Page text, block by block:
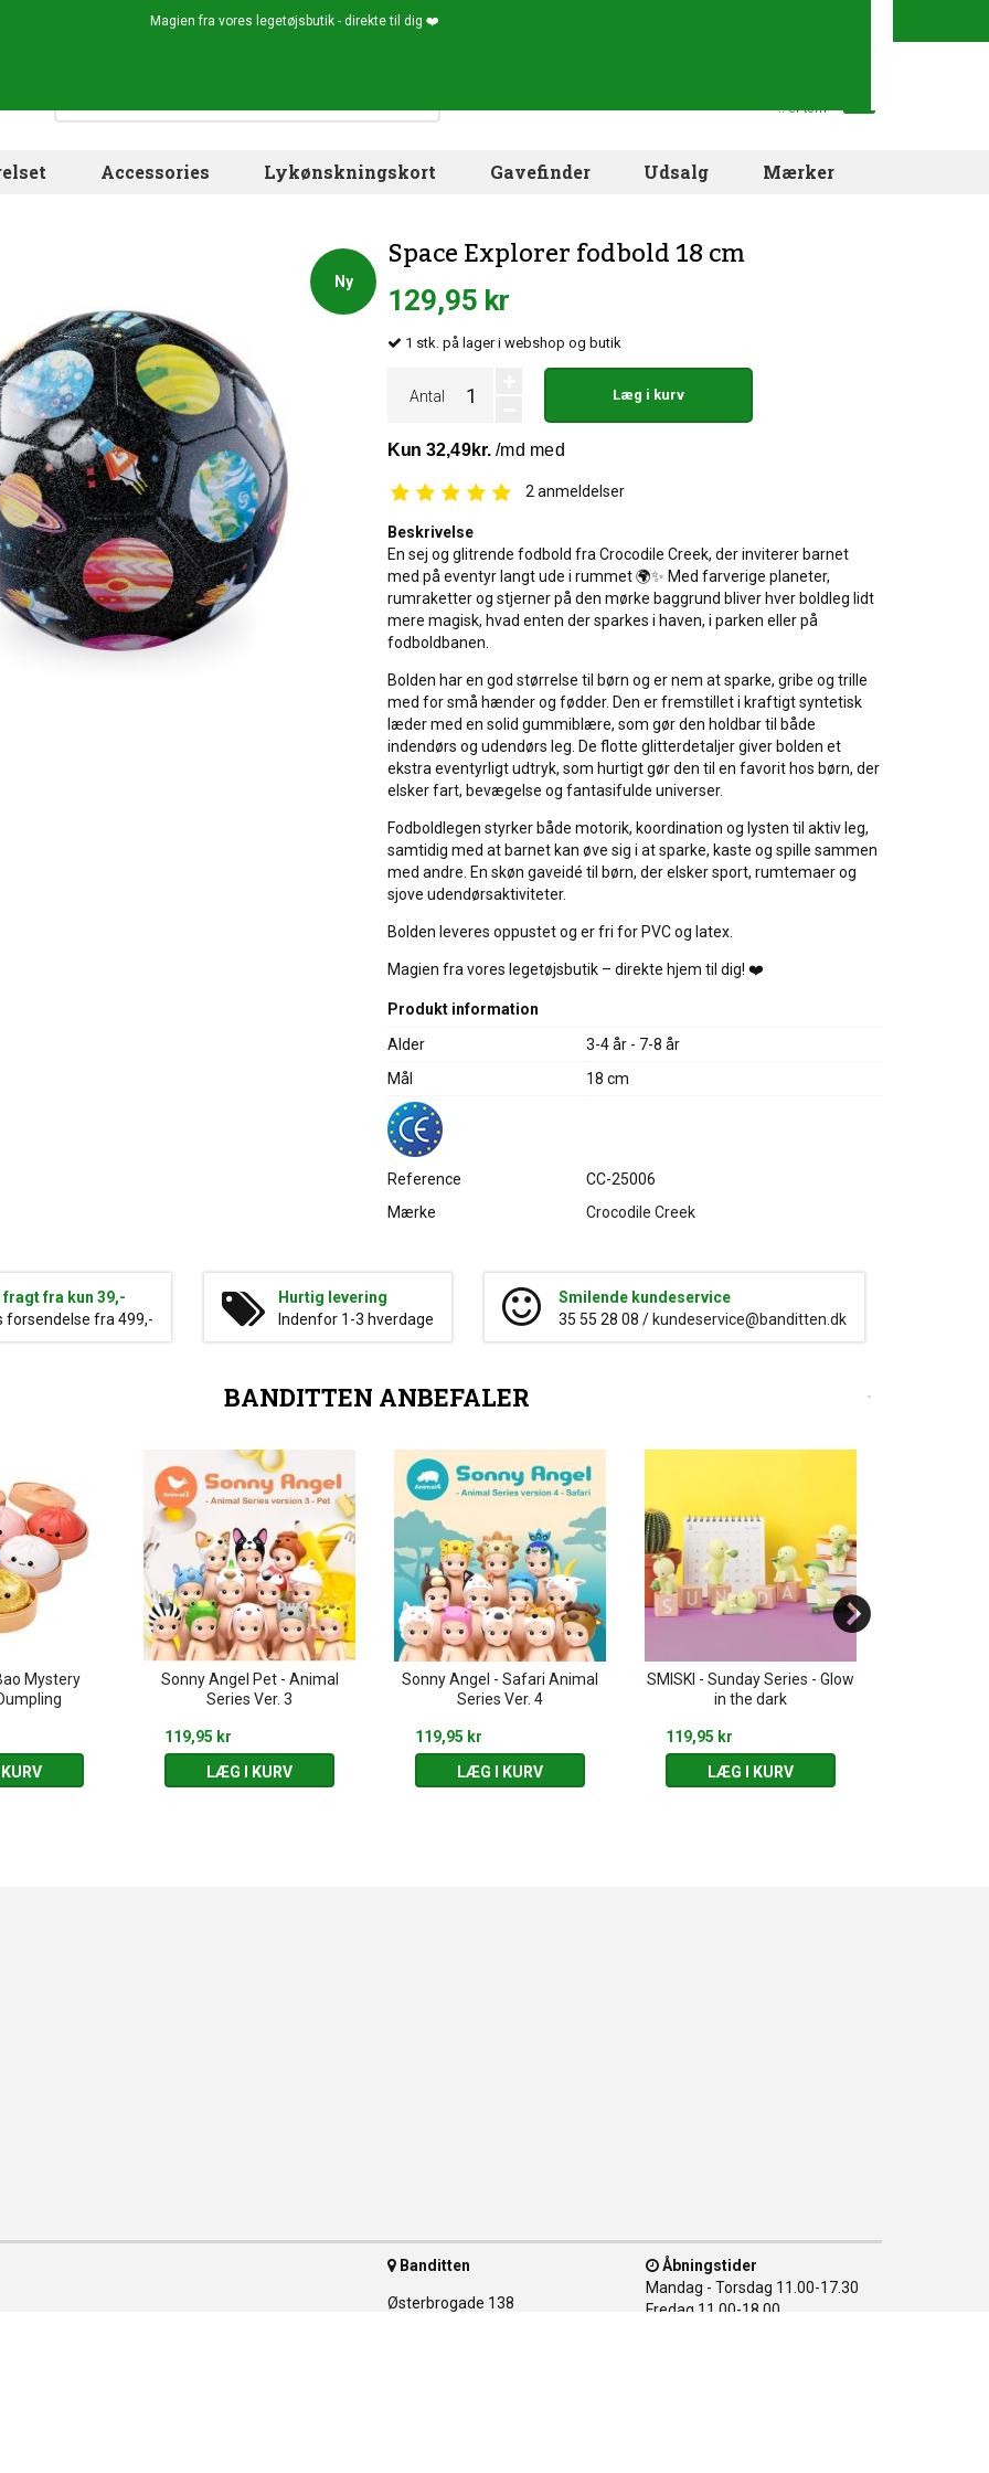
Magien fra vores legetøjsbutik - direkte til dig ❤️
.. er tom
Accessories Lykønskningskort Gavefinder Udsalg Mærker
Ny
Space Explorer fodbold 18 cm
129,95 kr
1 stk. på lager i webshop og butik
Antal Læg i kurv
2 anmeldelser
Beskrivelse
En sej og glitrende fodbold fra Crocodile Creek, der inviterer barnet
med på eventyr langt ude i rummet 🌍✨ Med farverige planeter,
rumraketter og stjerner på den mørke baggrund bliver hver boldleg lidt
mere magisk, hvad enten der sparkes i haven, i parken eller på
fodboldbanen.
Bolden har en god størrelse til børn og er nem at sparke, gribe og trille
med for små hænder og fødder. Den er fremstillet i kraftigt syntetisk
læder med en solid gummiblære, som gør den holdbar til både
indendørs og udendørs leg. De flotte glitterdetaljer giver bolden et
ekstra eventyrligt udtryk, som hurtigt gør den til en favorit hos børn, der
elsker fart, bevægelse og fantasifulde universer.
Fodboldlegen styrker både motorik, koordination og lysten til aktiv leg,
samtidig med at barnet kan øve sig i at sparke, kaste og spille sammen
med andre. En skøn gaveidé til børn, der elsker sport, rumtemaer og
sjove udendørsaktiviteter.
Bolden leveres oppustet og er fri for PVC og latex.
Magien fra vores legetøjsbutik – direkte hjem til dig! ❤️
Produkt information
Alder
3-4 år - 7-8 år
Mål
18 cm
Reference
CC-25006
Mærke
Crocodile Creek
fragt fra kun 39,-
forsendelse fra 499,-
Hurtig levering
Indenfor 1-3 hverdage
Smilende kundeservice
35 55 28 08 / kundeservice@banditten.dk
BANDITTEN ANBEFALER
Mystery
Sonny Angel Pet - Animal
Series Ver. 3
119,95 kr
LÆG I KURV
Sonny Angel - Safari Animal
Series Ver. 4
119,95 kr
LÆG I KURV
SMISKI - Sunday Series - Glow
in the dark
119,95 kr
LÆG I KURV
Banditten
Østerbrogade 138
Åbningstider
Mandag - Torsdag 11.00-17.30
Fredag 11.00-18.00